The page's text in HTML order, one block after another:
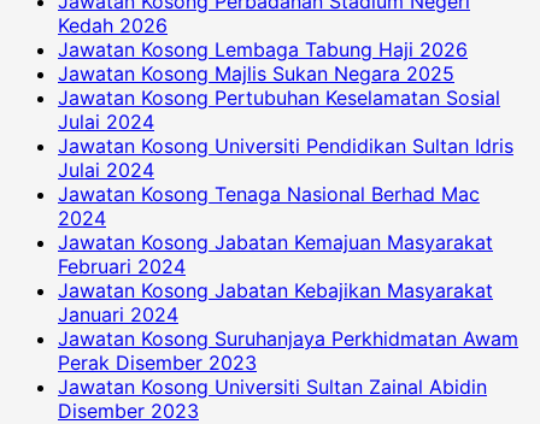
Kedah 2026
Jawatan Kosong Lembaga Tabung Haji 2026
Jawatan Kosong Majlis Sukan Negara 2025
Jawatan Kosong Pertubuhan Keselamatan Sosial
Julai 2024
Jawatan Kosong Universiti Pendidikan Sultan Idris
Julai 2024
Jawatan Kosong Tenaga Nasional Berhad Mac
2024
Jawatan Kosong Jabatan Kemajuan Masyarakat
Februari 2024
Jawatan Kosong Jabatan Kebajikan Masyarakat
Januari 2024
Jawatan Kosong Suruhanjaya Perkhidmatan Awam
Perak Disember 2023
Jawatan Kosong Universiti Sultan Zainal Abidin
Disember 2023